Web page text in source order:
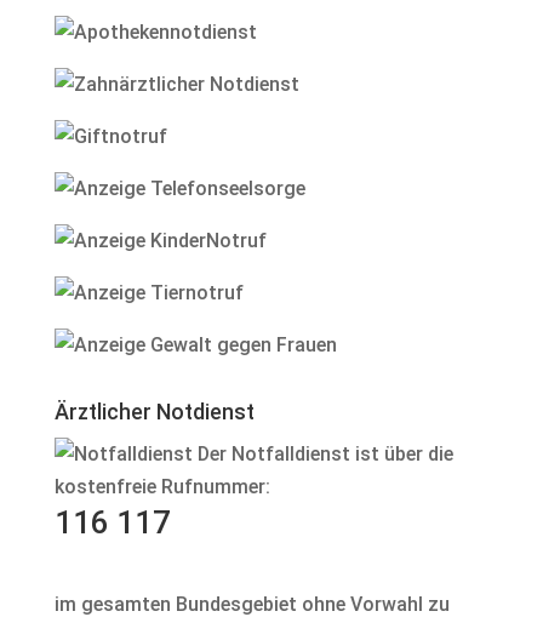
Ärztlicher Notdienst
Der Notfalldienst ist über die
kostenfreie Rufnummer:
116 117
im gesamten Bundesgebiet ohne Vorwahl zu